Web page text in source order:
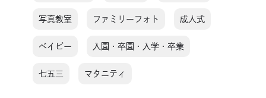
写真教室 ファミリーフォト 成人式
ベイビー 入園・卒園・入学・卒業
七五三 マタニティ